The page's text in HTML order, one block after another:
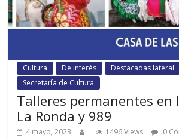
Cultura De interés
Destacadas lateral
Secretaría de Cultura
Talleres permanentes en
La Ronda y 989
4 mayo, 2023 1496 Views 0